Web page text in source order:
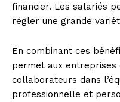
financier. Les salariés
régler une grande
En combinant ces
permet aux entreprises
collaborateurs dans
professionnelle et